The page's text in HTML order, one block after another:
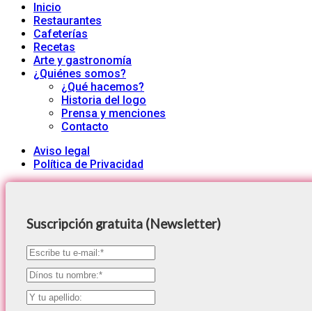
Inicio
Restaurantes
Cafeterías
Recetas
Arte y gastronomía
¿Quiénes somos?
¿Qué hacemos?
Historia del logo
Prensa y menciones
Contacto
Aviso legal
Política de Privacidad
Suscripción gratuita (Newsletter)